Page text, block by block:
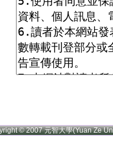
© 2007 元智大學(Yuan Ze